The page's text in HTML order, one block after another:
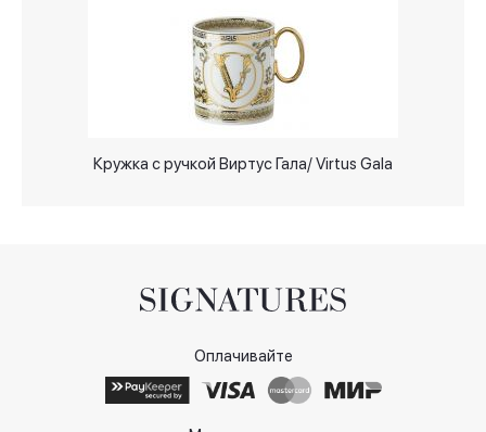
Кружка с ручкой Виртус Гала/ Virtus Gala
Оплачивайте